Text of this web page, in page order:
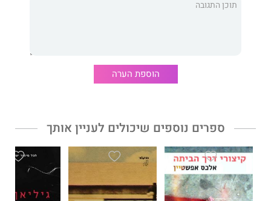
הוא גם סיפור אהבה פשוט בין צעיר עירוני לקופאית סופרמרקט
לאותם יהודים אדמונים מיתולוגיים. מישהי מעולם אחר. טהור לגמרי.
מחליט לצלוח את הנהר בעבורה, לפחות במחשבותיו, אך צולל במהרה
זיכרונות מילדותו כבן למשפחה קרניבורית מהפריפריה שבראשה עומד
אב־צייד, קבלן בניין מחוספס המבקש לחנוך את בנו וללמדו גבר מַהו.
הוספת הערה
ספרים נוספים שיכולים לעניין אותך